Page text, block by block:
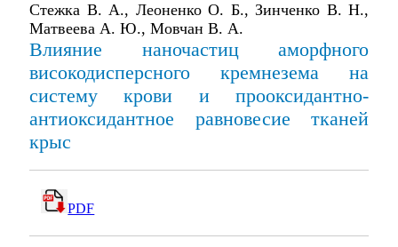
Стежка В. А., Леоненко О. Б., Зинченко В. Н.,
Матвеева А. Ю., Мовчан В. А.
Влияние наночастиц аморфного
високодисперсного кремнезема на
систему крови и прооксидантно-
антиоксидантное равновесие тканей
крыс
PDF